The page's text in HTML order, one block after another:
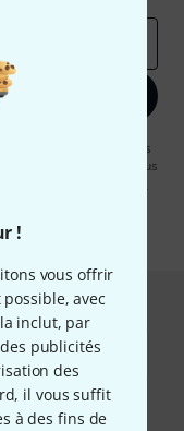
!
vous offrir
avec
inclut, par
publicités
des
il vous suffit
à des fins de
de recevoir des
à tout moment. Vous
dans notre